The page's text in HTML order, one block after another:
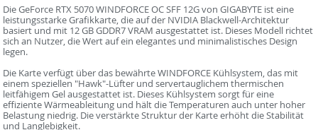
Die GeForce RTX 5070 WINDFORCE OC SFF 12G von GIGABYTE ist eine
leistungsstarke Grafikkarte, die auf der NVIDIA Blackwell-Architektur
basiert und mit 12 GB GDDR7 VRAM ausgestattet ist. Dieses Modell richtet
sich an Nutzer, die Wert auf ein elegantes und minimalistisches Design
legen.
Die Karte verfügt über das bewährte WINDFORCE Kühlsystem, das mit
einem speziellen "Hawk"-Lüfter und servertauglichem thermischen
leitfähigem Gel ausgestattet ist. Dieses Kühlsystem sorgt für eine
effiziente Wärmeableitung und hält die Temperaturen auch unter hoher
Belastung niedrig. Die verstärkte Struktur der Karte erhöht die Stabilität
und Langlebigkeit.